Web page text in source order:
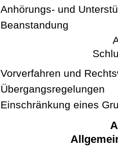
Anhörungs- und
Beanstandung
Vorverfahren und
Übergangsregelungen
Einschränkung eines